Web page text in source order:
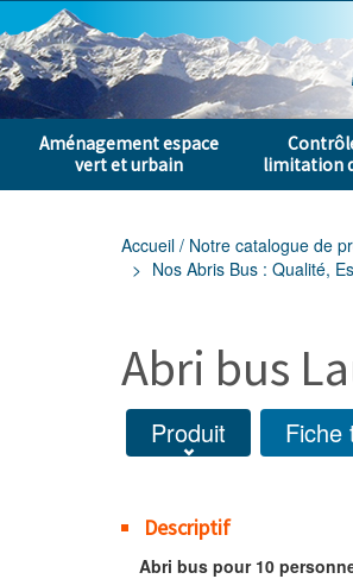
Aménagement espace
vert et urbain
limitation
Accueil / Notre catalogue de
Nos Abris Bus : Qualité,
Abri bus
Produit Fiche
Descriptif
Abri bus pour 10